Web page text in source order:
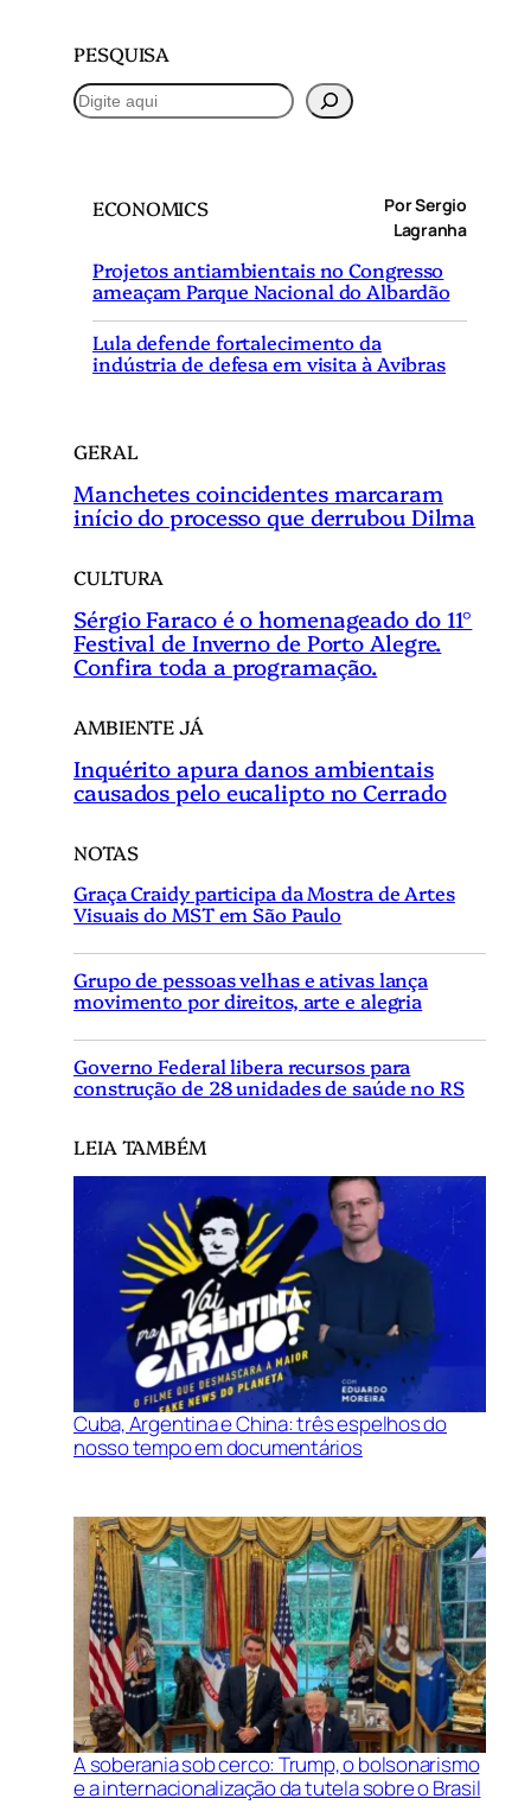
PESQUISA
P
e
ECONOMICS
Por Sergio
Lagranha
Projetos antiambientais no Congresso
ameaçam Parque Nacional do Albardão
Lula defende fortalecimento da
indústria de defesa em visita à Avibras
GERAL
Manchetes coincidentes marcaram
início do processo que derrubou Dilma
CULTURA
Sérgio Faraco é o homenageado do 11°
Festival de Inverno de Porto Alegre.
Confira toda a programação.
AMBIENTE JÁ
Inquérito apura danos ambientais
causados pelo eucalipto no Cerrado
NOTAS
Graça Craidy participa da Mostra de Artes
Visuais do MST em São Paulo
Grupo de pessoas velhas e ativas lança
movimento por direitos, arte e alegria
Governo Federal libera recursos para
construção de 28 unidades de saúde no RS
LEIA TAMBÉM
Cuba, Argentina e China: três espelhos do
nosso tempo em documentários
A soberania sob cerco: Trump, o bolsonarismo
e a internacionalização da tutela sobre o Brasil